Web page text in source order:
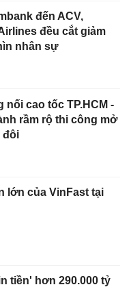
đến ACV,
đều cắt giảm
nhân sự
cao tốc TP.HCM -
rầm rộ thi công mở
đôi
lớn của VinFast tại
tiền' hơn 290.000 tỷ